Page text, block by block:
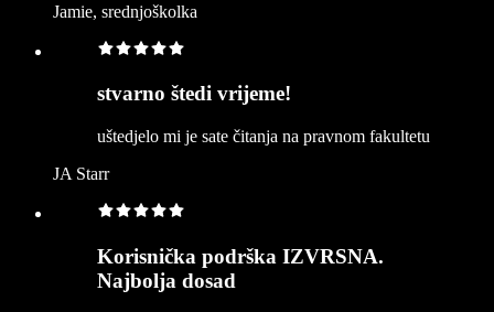
Jamie, srednjoškolka
stvarno štedi vrijeme!
uštedjelo mi je sate čitanja na pravnom fakultetu
JA Starr
Korisnička podrška IZVRSNA.
Najbolja dosad